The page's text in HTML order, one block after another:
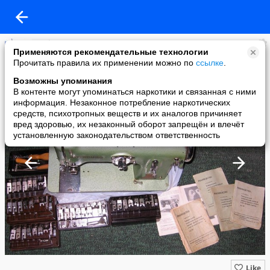
Применяются рекомендательные технологии
Прочитать правила их применении можно по ссылке
Возможны упоминания
В контенте могут упоминаться наркотики и связанная с ними
информация. Незаконное потребление наркотических
средств, психотропных веществ и их аналогов причиняет
вред здоровью, их незаконный оборот запрещён и влечёт
установленную законодательством ответственность
Andrey K.
added a photo
28 Jan в 15:35